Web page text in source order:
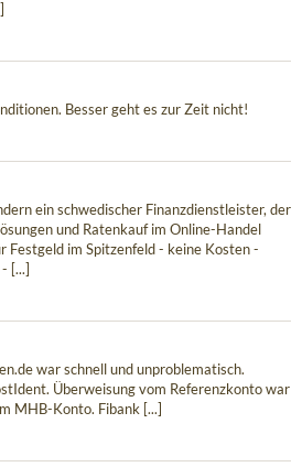
Besser geht es zur Zeit nicht!
ein schwedischer Finanzdienstleister, der
und Ratenkauf im Online-Handel
Festgeld im Spitzenfeld - keine Kosten -
[...]
war schnell und unproblematisch.
Überweisung vom Referenzkonto war
MHB-Konto. Fibank [...]